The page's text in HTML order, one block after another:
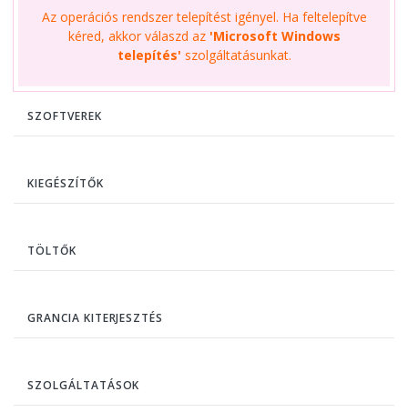
Az operációs rendszer telepítést igényel. Ha feltelepítve
kéred, akkor válaszd az 'Microsoft Windows
telepítés' szolgáltatásunkat.
SZOFTVEREK
KIEGÉSZÍTŐK
TÖLTŐK
GRANCIA KITERJESZTÉS
SZOLGÁLTATÁSOK